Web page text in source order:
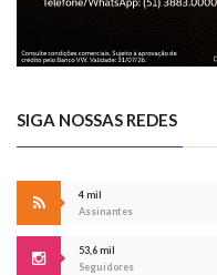
SIGA NOSSAS REDES
4 mil
Assinantes
53,6 mil
Seguidores